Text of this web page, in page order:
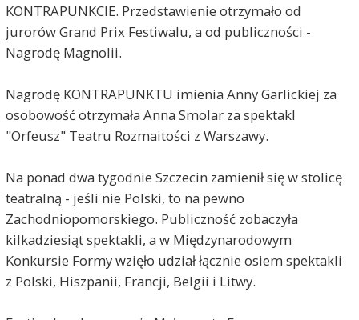
KONTRAPUNKCIE. Przedstawienie otrzymało od
jurorów Grand Prix Festiwalu, a od publiczności -
Nagrodę Magnolii.
Nagrodę KONTRAPUNKTU imienia Anny Garlickiej za
osobowość otrzymała Anna Smolar za spektakl
"Orfeusz" Teatru Rozmaitości z Warszawy.
Na ponad dwa tygodnie Szczecin zamienił się w stolicę
teatralną - jeśli nie Polski, to na pewno
Zachodniopomorskiego. Publiczność zobaczyła
kilkadziesiąt spektakli, a w Międzynarodowym
Konkursie Formy wzięło udział łącznie osiem spektakli
z Polski, Hiszpanii, Francji, Belgii i Litwy.